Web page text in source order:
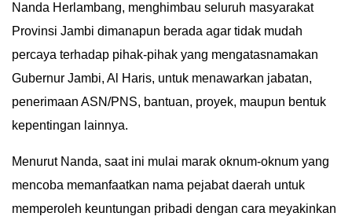
OTOMOTIF
OLAHRAGA
IN
DEPTH
Nanda Herlambang, menghimbau seluruh masyarakat
Provinsi Jambi dimanapun berada agar tidak mudah
percaya terhadap pihak-pihak yang mengatasnamakan
Gubernur Jambi, Al Haris, untuk menawarkan jabatan,
penerimaan ASN/PNS, bantuan, proyek, maupun bentuk
kepentingan lainnya.
Menurut Nanda, saat ini mulai marak oknum-oknum yang
mencoba memanfaatkan nama pejabat daerah untuk
memperoleh keuntungan pribadi dengan cara meyakinkan